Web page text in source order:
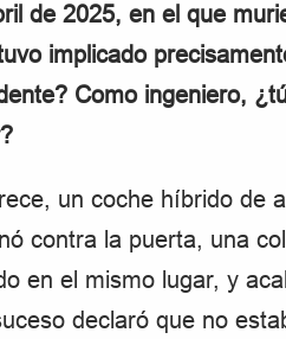
de 2025, en el que
implicado
Como ingeniero,
un coche híbrido de
contra la puerta, una
en el mismo lugar, y
declaró que no